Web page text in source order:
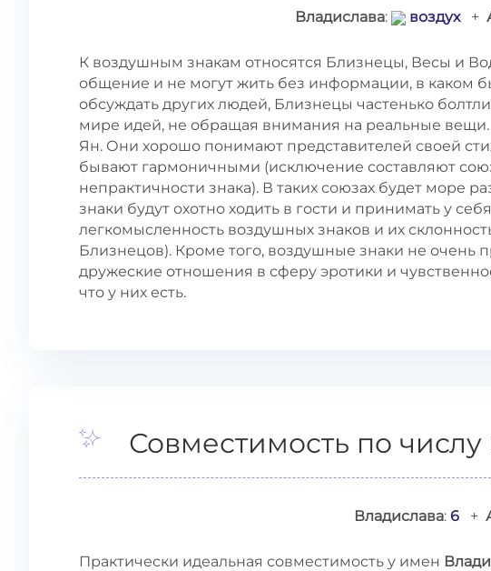
Владислава: воздух+
К воздушным знакам относятся Близнецы, Весы и
общение и не могут жить без информации, в каком
обсуждать других людей, Близнецы частенько
мире идей, не обращая внимания на реальные
Ян. Они хорошо понимают представителей своей
бывают гармоничными (исключение составляют
непрактичности знака). В таких союзах будет море
знаки будут охотно ходить в гости и принимать у
легкомысленность воздушных знаков и их
Близнецов). Кроме того, воздушные знаки не очень
дружеские отношения в сферу эротики и
что у них есть.
Совместимость по
Владислава: 6 +
Практически идеальная совместимость у имен